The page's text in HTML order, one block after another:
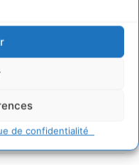
de confidentialité
habituels, le
est vraiment bien
de jouer avec la
commentaire